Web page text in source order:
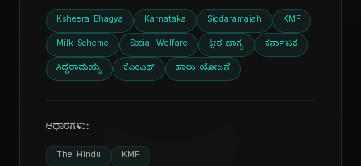
Ksheera Bhagya Karnataka Siddaramaiah KMF
Milk Scheme Social Welfare ಕ್ಷೀರ ಭಾಗ್ಯ ಕರ್ನಾಟಕ
ಸಿದ್ದರಾಮಯ್ಯ ಕೆಎಂಎಫ್ ಹಾಲು ಯೋಜನೆ
ಆಧಾರಗಳು:
The Hindu KMF